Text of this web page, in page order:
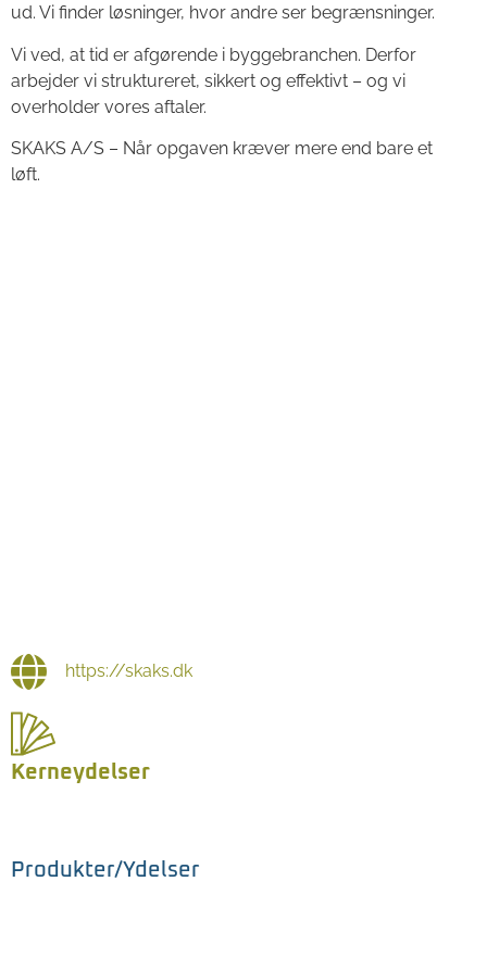
ud. Vi finder løsninger, hvor andre ser begrænsninger.
Vi ved, at tid er afgørende i byggebranchen. Derfor
arbejder vi struktureret, sikkert og effektivt – og vi
overholder vores aftaler.
SKAKS A/S – Når opgaven kræver mere end bare et
løft.
https://skaks.dk
Kerneydelser
Produkter/Ydelser